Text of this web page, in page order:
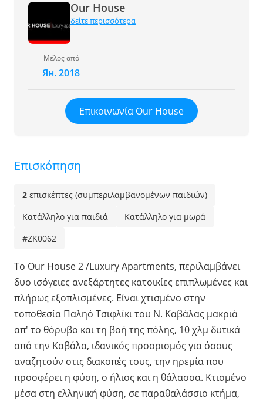
Our House
δείτε περισσότερα
Μέλος από
Ян. 2018
Επικοινωνία Our House
Επισκόπηση
2 επισκέπτες (συμπεριλαμβανομένων παιδιών)
Κατάλληλο για παιδιά
Κατάλληλο για μωρά
#ZK0062
Το Our House 2 /Luxury Apartments, περιλαμβάνει
δυο ισόγειες ανεξάρτητες κατοικίες επιπλωμένες και
πλήρως εξοπλισμένες. Είναι χτισμένo στην
τοποθεσία Παληό Τσιφλίκι του Ν. Καβάλας μακριά
απ' το θόρυβο και τη βοή της πόλης, 10 χλμ δυτικά
από την Καβάλα, ιδανικός προορισμός για όσους
αναζητούν στις διακοπές τους, την ηρεμία που
προσφέρει η φύση, ο ήλιος και η θάλασσα. Κτισμένo
μέσα στη ελληνική φύση, σε παραθαλάσσιο κτήμα,